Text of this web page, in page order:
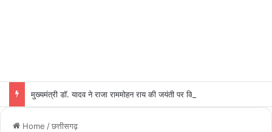
मुख्यमंत्री डॉ. यादव ने राजा राममोहन राय की जयंती पर किया नमन
Home /छत्तीसगढ़